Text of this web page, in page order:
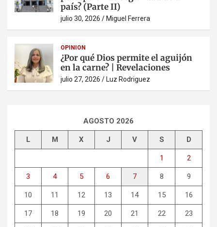
país? (Parte II)
julio 30, 2026 Miguel Ferrera
OPINION
¿Por qué Dios permite el aguijón
en la carne? | Revelaciones
julio 27, 2026 Luz Rodriguez
AGOSTO 2026
L M X J V S D
1 2
3 4 5 6 7 8 9
10 11 12 13 14 15 16
17 18 19 20 21 22 23